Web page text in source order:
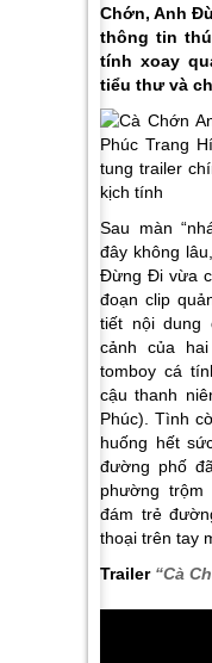
Chớn, Anh
thông tin
tính xoay
tiểu thư và
Sau màn
đây không
Đừng Đi vừa
đoạn clip
tiết nội dung
cảnh của
tomboy cá
cậu thanh
Phúc). Tình
huống hết
đường phố
phường
đám trẻ
thoại trên tay
Trailer “Cà